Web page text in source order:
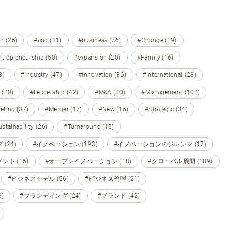
(26) #and (31) #business (76) #Change (19)
(50) #expansion (20) #Family (16)
#industry (47) #innovation (36) #international (28)
(20) #Leadership (42) #M&A (80) #Management (102)
(37) #Merger (17) #New (16) #Strategic (34)
(26) #Turnaround (15)
(24) #イノベーション (193) #イノベーションのジレンマ (17)
ント (15) #オープンイノベーション (18) #グローバル展開 (189)
#ビジネスモデル (56) #ビジネス倫理 (21)
#ブランディング (24) #ブランド (42)